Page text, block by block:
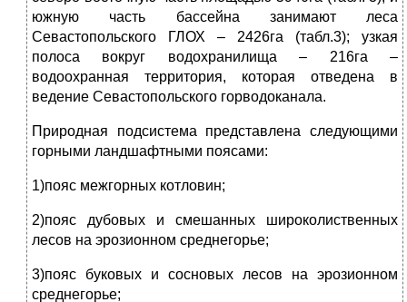
южную часть бассейна занимают леса
Севастопольского ГЛОХ – 2426га (табл.3); узкая
полоса вокруг водохранилища – 216га –
водоохранная территория, которая отведена в
ведение Севастопольского горводоканала.
Природная подсистема представлена следующими
горными ландшафтными поясами:
1)пояс межгорных котловин;
2)пояс дубовых и смешанных широколиственных
лесов на эрозионном среднегорье;
3)пояс буковых и сосновых лесов на эрозионном
среднегорье;